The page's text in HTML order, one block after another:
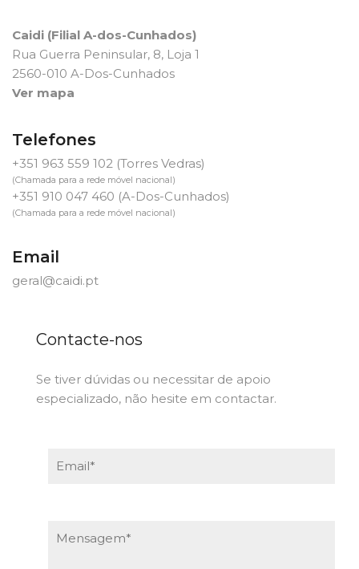
Caidi (Filial A-dos-Cunhados)
Rua Guerra Peninsular, 8, Loja 1
2560-010 A-Dos-Cunhados
Ver mapa
Telefones
+351 963 559 102 (Torres Vedras)
(Chamada para a rede móvel nacional)
+351 910 047 460 (A-Dos-Cunhados)
(Chamada para a rede móvel nacional)
Email
geral@caidi.pt
Contacte-nos
Se tiver dúvidas ou necessitar de apoio
especializado, não hesite em contactar.